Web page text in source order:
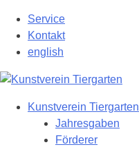
Hauptinhalt
springen
Service
Kontakt
english
Kunstverein Tiergarten
Jahresgaben
Förderer